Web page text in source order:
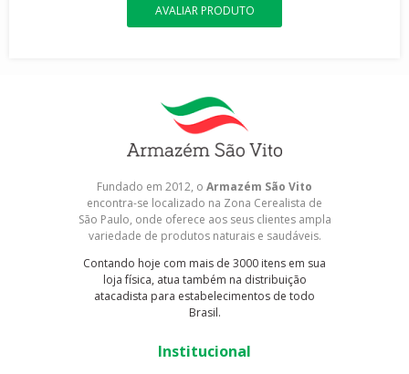
AVALIAR PRODUTO
Fundado em 2012, o Armazém São Vito
encontra-se localizado na Zona Cerealista de
São Paulo, onde oferece aos seus clientes ampla
variedade de produtos naturais e saudáveis.
Contando hoje com mais de 3000 itens em sua
loja física, atua também na distribuição
atacadista para estabelecimentos de todo
Brasil.
Institucional